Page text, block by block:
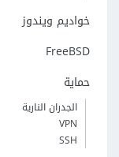
خواديم ويندوز
FreeBSD
حماية
الجدران النارية
VPN
SSH